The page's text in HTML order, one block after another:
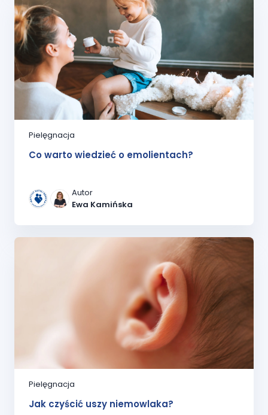
Pielęgnacja
Co warto wiedzieć o emolientach?
Autor
Ewa Kamińska
Pielęgnacja
Jak czyścić uszy niemowlaka?